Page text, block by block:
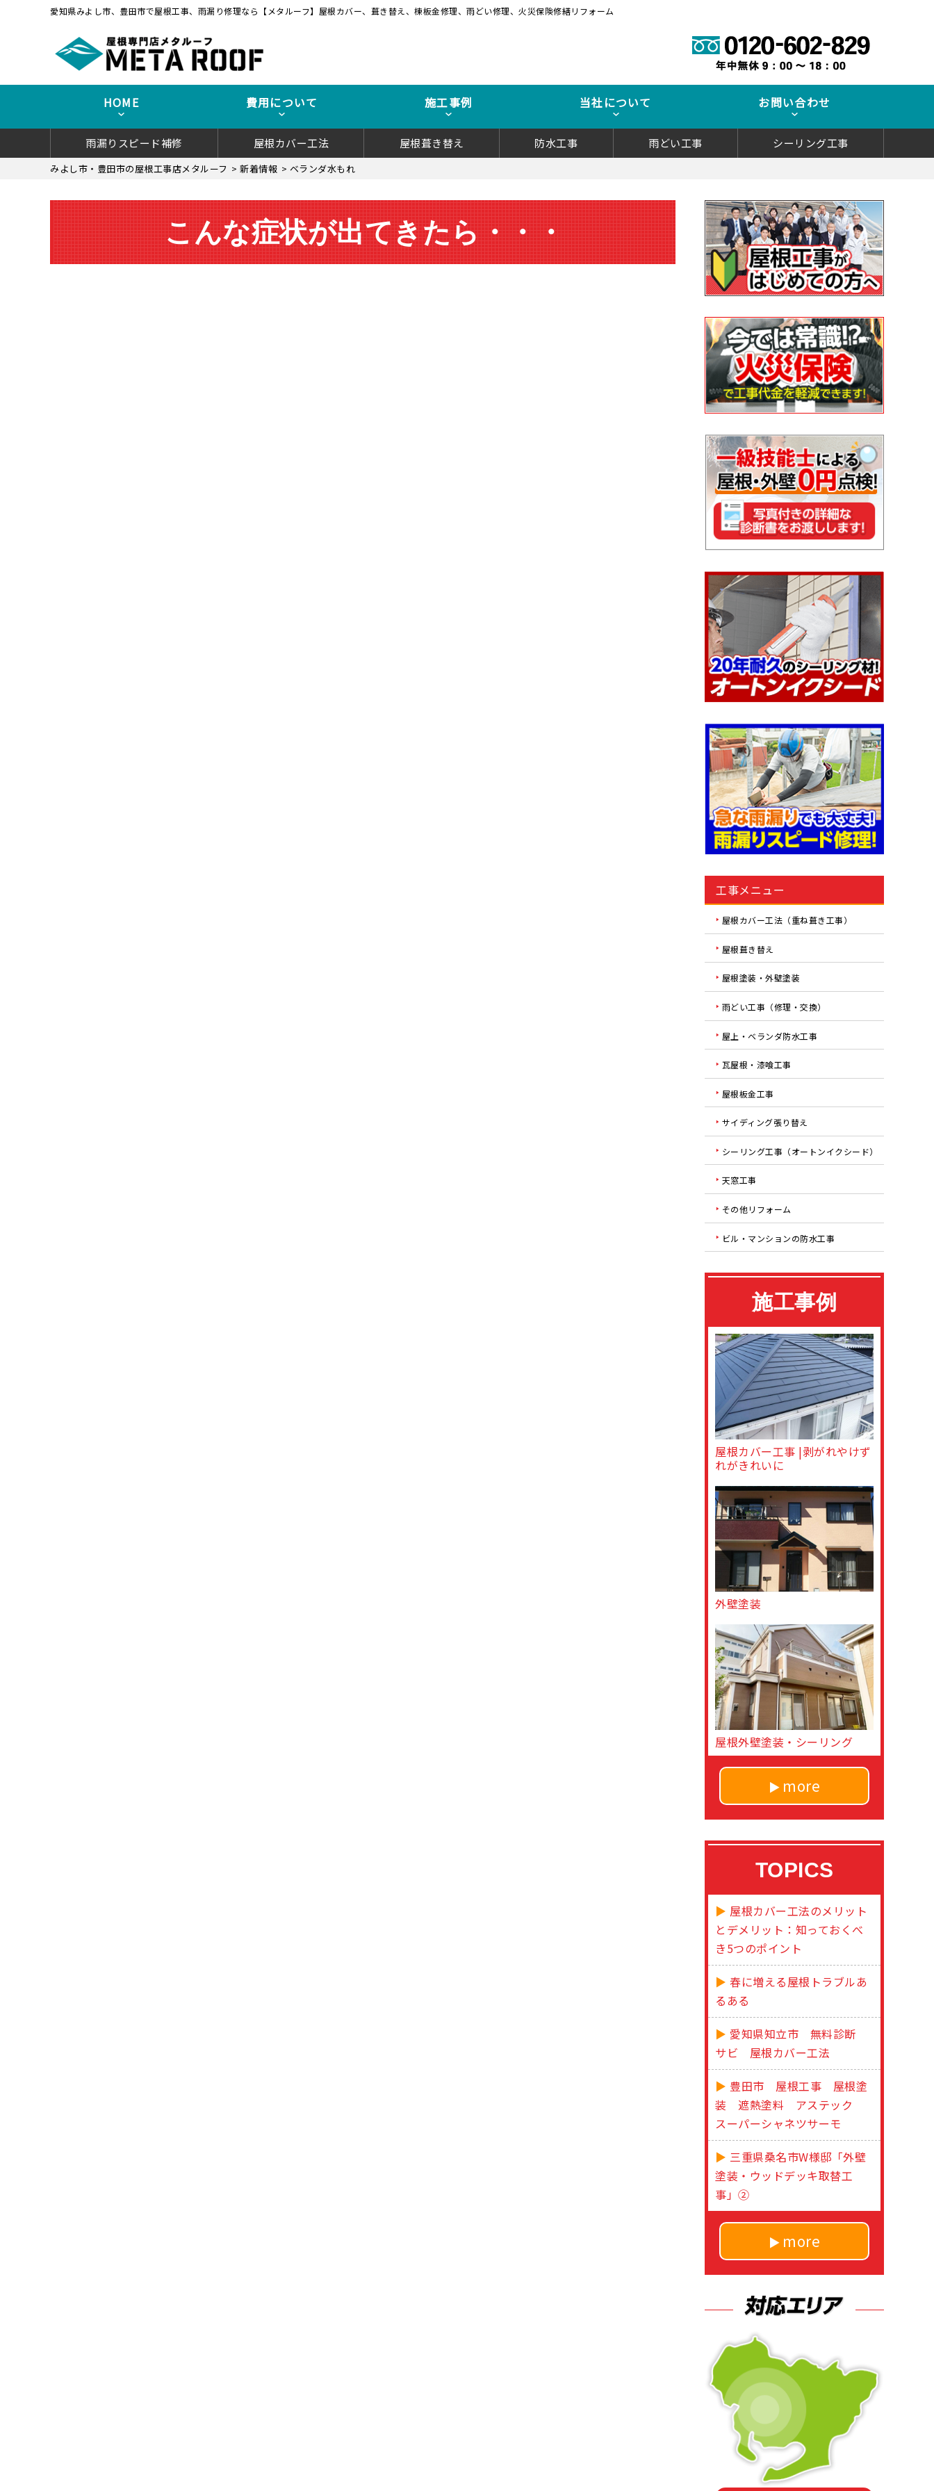
愛知県みよし市、豊田市で屋根工事、雨漏り修理なら【メタルーフ】屋根カバー、葺き替え、棟板金修理、雨どい修理、火災保険修繕リフォーム
HOME 費用について 施工事例 当社について お問い合わせ
雨漏りスピード補修 屋根カバー工法 屋根葺き替え 防水工事 雨どい工事 シーリング工事
みよし市・豊田市の屋根工事店メタルーフ > 新着情報 > ベランダ水もれ
こんな症状が出てきたら・・・
工事メニュー
屋根カバー工法（重ね葺き工事）
屋根葺き替え
屋根塗装・外壁塗装
雨どい工事（修理・交換）
屋上・ベランダ防水工事
瓦屋根・漆喰工事
屋根板金工事
サイディング張り替え
シーリング工事（オートンイクシード）
天窓工事
その他リフォーム
ビル・マンションの防水工事
施工事例
屋根カバー工事 |剥がれやけず
れがきれいに
外壁塗装
屋根外壁塗装・シーリング
more
TOPICS
屋根カバー工法のメリット
とデメリット：知っておくべ
き5つのポイント
春に増える屋根トラブルあ
るある
愛知県知立市 無料診断
サビ 屋根カバー工法
豊田市 屋根工事 屋根塗
装 遮熱塗料 アステック
スーパーシャネツサーモ
三重県桑名市W様邸「外壁
塗装・ウッドデッキ取替工
事」②
more